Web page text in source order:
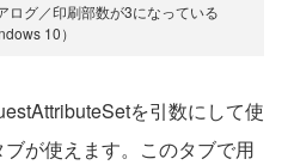
ログ／印刷部数が3になっている
10）
を引数にして使
が使えます。このタブで用